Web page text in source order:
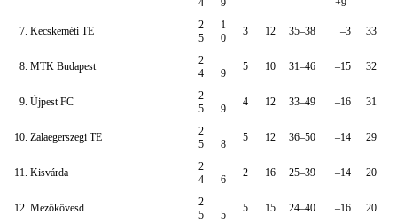
4
9 +9
7. Kecskeméti TE
2
5
1
0
3 12 35–38 –3 33
8. MTK Budapest
2
4
9
5 10 31–46 –15 32
9. Újpest FC
2
5
9
4 12 33–49 –16 31
10. Zalaegerszegi TE
2
5
8
5 12 36–50 –14 29
11. Kisvárda
2
4
6
2 16 25–39 –14 20
12. Mezőkövesd
2
5
5
5 15 24–40 –16 20